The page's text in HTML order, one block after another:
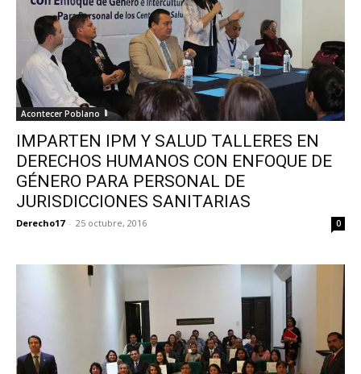
Acontecer Poblano
IMPARTEN IPM Y SALUD TALLERES EN
DERECHOS HUMANOS CON ENFOQUE DE
GÉNERO PARA PERSONAL DE
JURISDICCIONES SANITARIAS
Derecho17 - 25 octubre, 2016 0